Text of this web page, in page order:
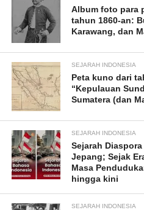
Album foto para
tahun 1860-an:
Karawang, dan
SEJARAH INDONESIA
Peta kuno dari
“Kepulauan
Sumatera (dan
SEJARAH INDONESIA
Sejarah
Jepang; Sejak
Masa
hingga kini
SEJARAH INDONESIA